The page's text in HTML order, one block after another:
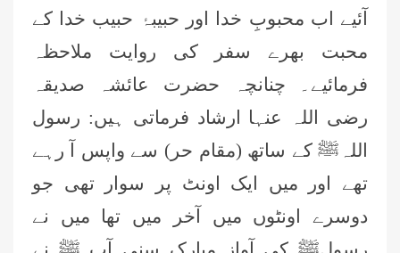
آئیے اب محبوبِ خدا اور حبیبۂ حبیب خدا کے
محبت بھرے سفر کی روایت ملاحظہ
فرمائیے۔ چنانچہ حضرت عائشہ صدیقہ
رضی اللہ عنہا ارشاد فرماتی ہیں: رسول
اللہﷺ کے ساتھ (مقام حر) سے واپس آ رہے
تھے اور میں ایک اونٹ پر سوار تھی جو
دوسرے اونٹوں میں آخر میں تھا میں نے
عمر اختر (درجہ خامسہ مرکزی جامعۃ
المدینہ فیضان مدینہ ،کراچی،پاکستان)